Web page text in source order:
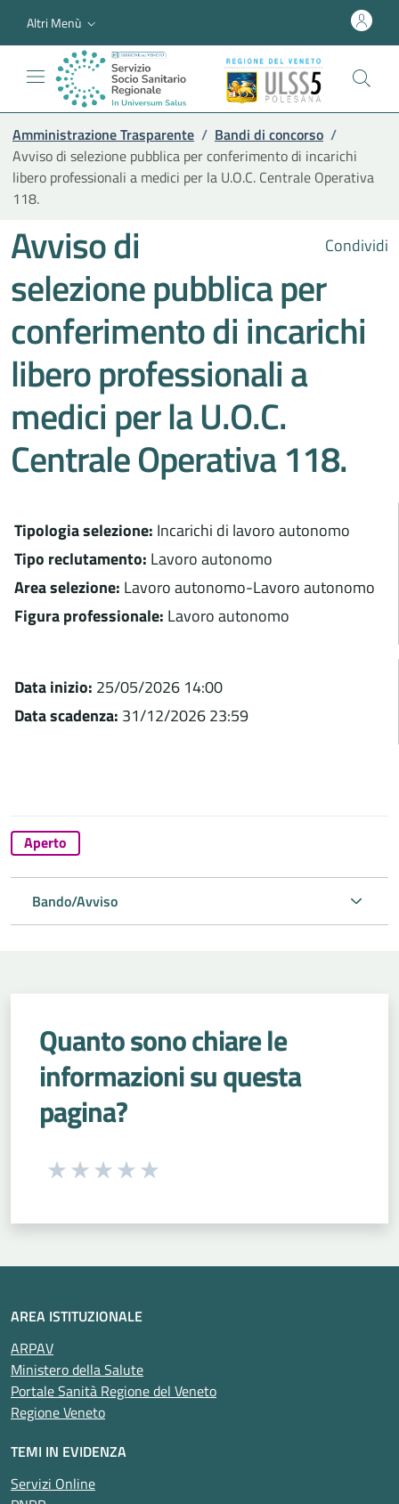
Altri Menù
Amministrazione Trasparente / Bandi di concorso /
Avviso di selezione pubblica per conferimento di incarichi
libero professionali a medici per la U.O.C. Centrale Operativa
118.
Condividi
Avviso di
selezione pubblica per
conferimento di incarichi
libero professionali a
medici per la U.O.C.
Centrale Operativa 118.
Tipologia selezione: Incarichi di lavoro autonomo
Tipo reclutamento: Lavoro autonomo
Area selezione: Lavoro autonomo-Lavoro autonomo
Figura professionale: Lavoro autonomo
Data inizio: 25/05/2026 14:00
Data scadenza: 31/12/2026 23:59
Aperto
Bando/Avviso
Quanto sono chiare le
informazioni su questa
pagina?
Seleziona una valutazione da 1 a 5 stelle
AREA ISTITUZIONALE
ARPAV
Ministero della Salute
Portale Sanità Regione del Veneto
Regione Veneto
TEMI IN EVIDENZA
Servizi Online